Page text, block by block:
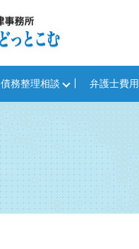
債務整理相談 弁護士費用